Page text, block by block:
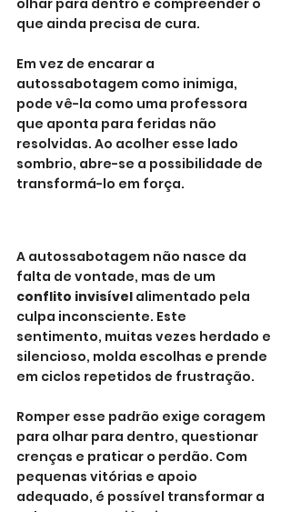
que ainda precisa de cura.
Em vez de encarar a
autossabotagem como inimiga,
pode vê-la como uma professora
que aponta para feridas não
resolvidas. Ao acolher esse lado
sombrio, abre-se a possibilidade de
transformá-lo em força.
A autossabotagem não nasce da
falta de vontade, mas de um
conflito invisível alimentado pela
culpa inconsciente. Este
sentimento, muitas vezes herdado e
silencioso, molda escolhas e prende
em ciclos repetidos de frustração.
Romper esse padrão exige coragem
para olhar para dentro, questionar
crenças e praticar o perdão. Com
pequenas vitórias e apoio
adequado, é possível transformar a